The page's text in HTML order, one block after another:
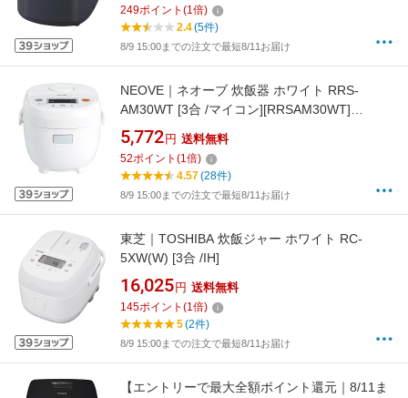
249ポイント (1倍)
2.4(5件)
8/9 15:00までの注文で最短8/11お届け
NEOVE｜ネオーブ 炊飯器 ホワイト RRS-
AM30WT [3合 /マイコン][RRSAM30WT]
【rb_cooking_cpn】
5,772 円 送料無料
52ポイント (1倍)
4.57(28件)
8/9 15:00までの注文で最短8/11お届け
東芝｜TOSHIBA 炊飯ジャー ホワイト RC-
5XW(W) [3合 /IH]
16,025 円 送料無料
145ポイント (1倍)
5(2件)
8/9 15:00までの注文で最短8/11お届け
【エントリーで最大全額ポイント還元｜8/11ま